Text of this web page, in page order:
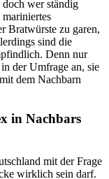
wer ständig
Bratwürste zu garen,
sind die
Denn nur
der Umfrage an, sie
dem Nachbarn
in Nachbars
mit der Frage
wirklich sein darf.